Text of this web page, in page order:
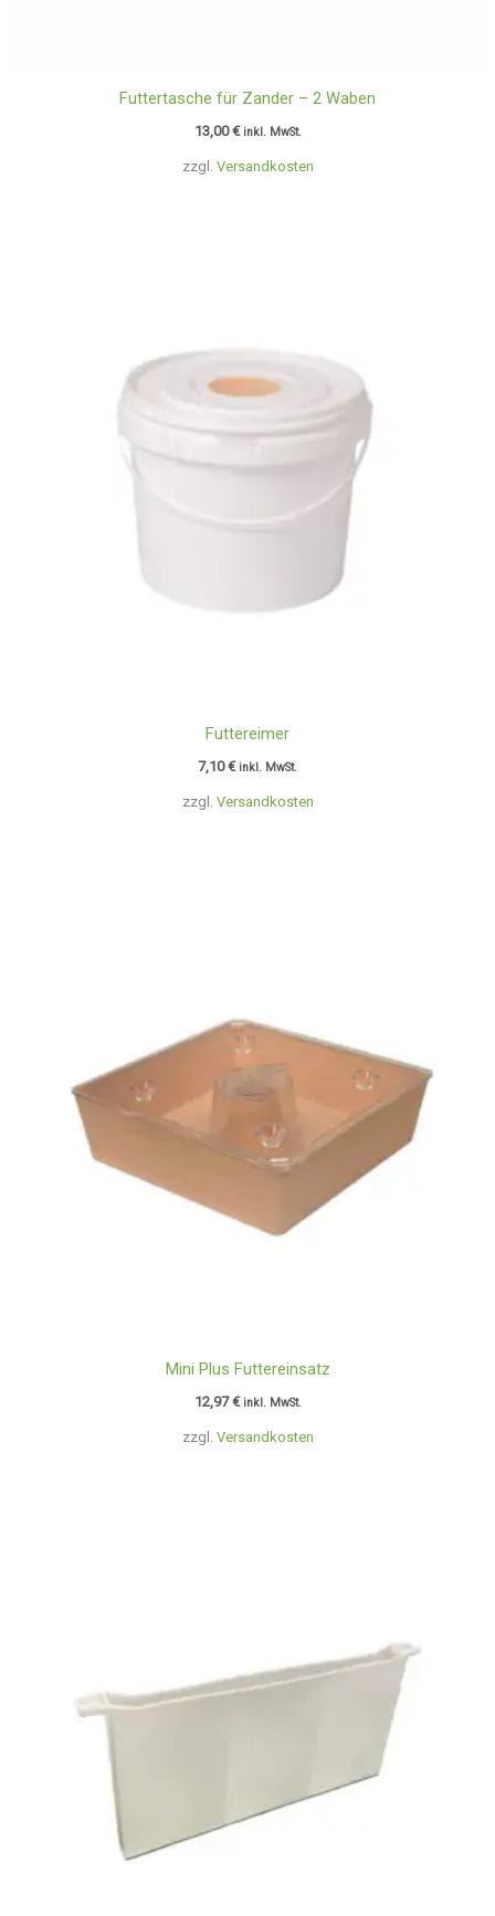
zzgl. Versandkosten
Futtertasche für Zander – 2 Waben
13,00€ inkl. MwSt.
zzgl. Versandkosten
Futtereimer
7,10€ inkl. MwSt.
zzgl. Versandkosten
Mini Plus Futtereinsatz
12,97€ inkl. MwSt.